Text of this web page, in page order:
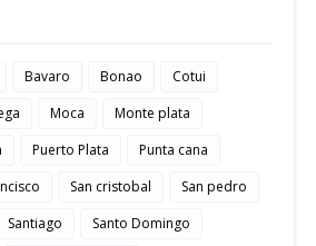
Bavaro Bonao
Cotui
Moca
Monte plata
Puerto Plata
Punta cana
San cristobal
San pedro
Santiago
Santo Domingo